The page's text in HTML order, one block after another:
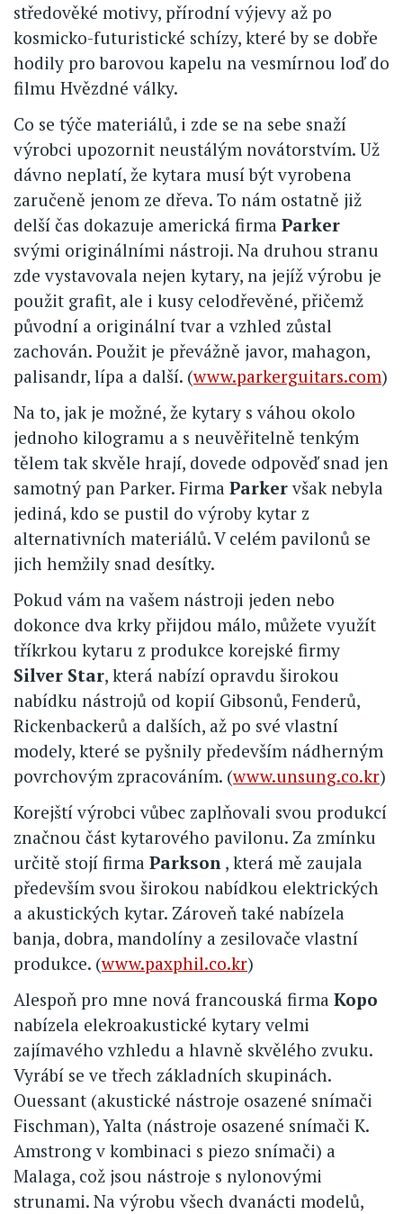
středověké motivy, přírodní výjevy až po
kosmicko-futuristické schízy, které by se dobře
hodily pro barovou kapelu na vesmírnou loď do
filmu Hvězdné války.
Co se týče materiálů, i zde se na sebe snaží
výrobci upozornit neustálým novátorstvím. Už
dávno neplatí, že kytara musí být vyrobena
zaručeně jenom ze dřeva. To nám ostatně již
delší čas dokazuje americká firma Parker
svými originálními nástroji. Na druhou stranu
zde vystavovala nejen kytary, na jejíž výrobu je
použit grafit, ale i kusy celodřevěné, přičemž
původní a originální tvar a vzhled zůstal
zachován. Použit je převážně javor, mahagon,
palisandr, lípa a další. (www.parkerguitars.com)
Na to, jak je možné, že kytary s váhou okolo
jednoho kilogramu a s neuvěřitelně tenkým
tělem tak skvěle hrají, dovede odpověď snad jen
samotný pan Parker. Firma Parker však nebyla
jediná, kdo se pustil do výroby kytar z
alternativních materiálů. V celém pavilonů se
jich hemžily snad desítky.
Pokud vám na vašem nástroji jeden nebo
dokonce dva krky přijdou málo, můžete využít
tříkrkou kytaru z produkce korejské firmy
Silver Star, která nabízí opravdu širokou
nabídku nástrojů od kopií Gibsonů, Fenderů,
Rickenbackerů a dalších, až po své vlastní
modely, které se pyšnily především nádherným
povrchovým zpracováním. (www.unsung.co.kr)
Korejští výrobci vůbec zaplňovali svou produkcí
značnou část kytarového pavilonu. Za zmínku
určitě stojí firma Parkson , která mě zaujala
především svou širokou nabídkou elektrických
a akustických kytar. Zároveň také nabízela
banja, dobra, mandolíny a zesilovače vlastní
produkce. (www.paxphil.co.kr)
Alespoň pro mne nová francouská firma Kopo
nabízela elekroakustické kytary velmi
zajímavého vzhledu a hlavně skvělého zvuku.
Vyrábí se ve třech základních skupinách.
Ouessant (akustické nástroje osazené snímači
Fischman), Yalta (nástroje osazené snímači K.
Amstrong v kombinaci s piezo snímači) a
Malaga, což jsou nástroje s nylonovými
strunami. Na výrobu všech dvanácti modelů,